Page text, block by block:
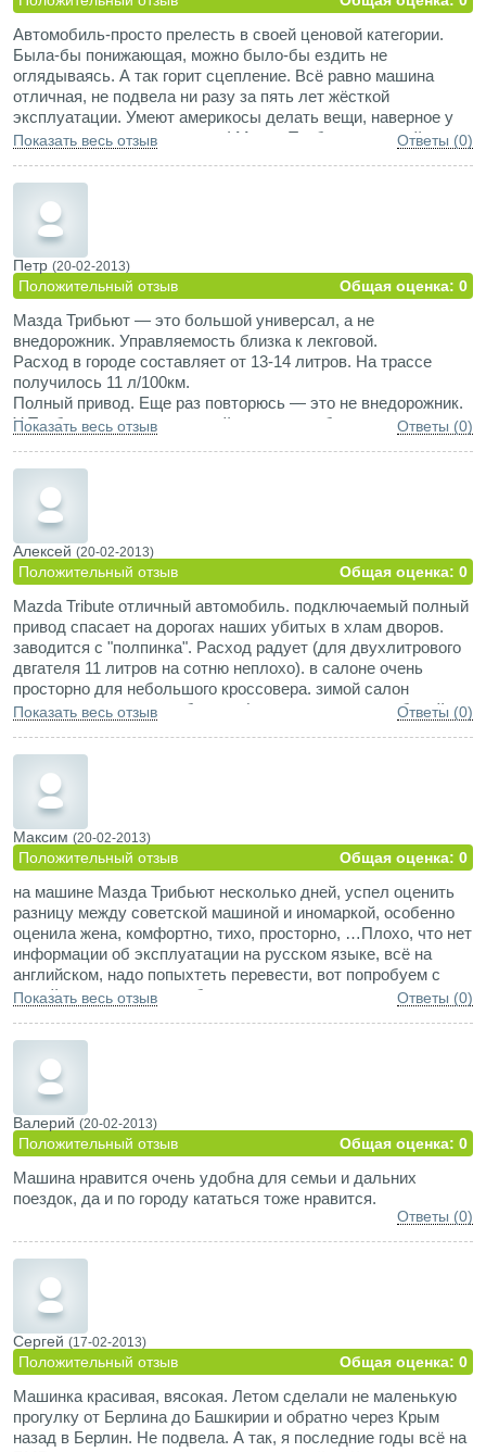
Автомобиль-просто прелесть в своей ценовой категории.
Была-бы понижающая, можно было-бы ездить не
оглядываясь. А так горит сцепление. Всё равно машина
отличная, не подвела ни разу за пять лет жёсткой
эксплуатации. Умеют америкосы делать вещи, наверное у
них руки растут откуда надо! Мазда Трибьют хороший
Показать весь отзыв Ответы (0)
Петр (20-02-2013)
Положительный отзыв Общая оценка: 0
Мазда Трибьют — это большой универсал, а не
внедорожник. Управляемость близка к лекговой.
Расход в городе составляет от 13-14 литров. На трассе
получилось 11 л/100км.
Полный привод. Еще раз повторюсь — это не внедорожник.
У Трибьюта нет понижающей передачи и буксуя, вы
тут серьезная.
Салон. Организация салона в Трибьюте — минивеновская.
Можно пешком перейти на содеднее кресло или на задный
диван. Эргономика водительского места тоже на высоте —
все под рукой, ничего от езды не отвлекает. Багажник не
маленький.
Минусы:
Шумоизоляция — ее просто нет. Не подумайте, что в
машине шумно и звук забивает уши.
Показать весь отзыв Ответы (0)
Алексей (20-02-2013)
Положительный отзыв Общая оценка: 0
Mazda Tribute отличный автомобиль. подключаемый полный
привод спасает на дорогах наших убитых в хлам дворов.
заводится с "полпинка". Расход радует (для двухлитрового
двгателя 11 литров на сотню неплохо). в салоне очень
просторно для небольшого кроссовера. зимой салон
нагревается довольно быстро (утром прогрев до рабочей
жестковата, но это простительно (всетаки не тойота прадо).
Короче за такие деньги очень даже хороший автомобиль.
Показать весь отзыв Ответы (0)
Максим (20-02-2013)
Положительный отзыв Общая оценка: 0
на машине Мазда Трибьют несколько дней, успел оценить
разницу между советской машиной и иномаркой, особенно
оценила жена, комфортно, тихо, просторно, …Плохо, что нет
информации об эксплуатации на русском языке, всё на
английском, надо попыхтеть перевести, вот попробуем с
женой съездить куда-нибудь подальше
Показать весь отзыв Ответы (0)
Валерий (20-02-2013)
Положительный отзыв Общая оценка: 0
Машина нравится очень удобна для семьи и дальних
поездок, да и по городу кататься тоже нравится.
Ответы (0)
Сергей (17-02-2013)
Положительный отзыв Общая оценка: 0
Машинка красивая, вясокая. Летом сделали не маленькую
прогулку от Берлина до Башкирии и обратно через Крым
назад в Берлин. Не подвела. А так, я последние годы всё на